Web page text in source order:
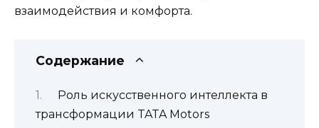
взаимодействия и комфорта.
Содержание
Роль искусственного интеллекта в
трансформации TATA Motors